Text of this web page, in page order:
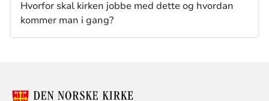
Hvorfor skal kirken jobbe med dette og hvordan
kommer man i gang?